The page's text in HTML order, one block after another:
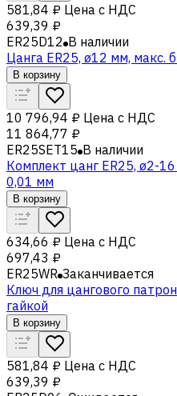
581,84 ₽ Цена с НДС
639,39 ₽
ER25D12 В наличии
Цанга ER25, ø12 мм, макс.
В корзину
10 796,94 ₽ Цена с НДС
11 864,77 ₽
ER25SET15 В наличии
Комплект цанг ER25, ø2-
0,01 мм
В корзину
634,66 ₽ Цена с НДС
697,43 ₽
ER25WR Заканчивается
Ключ для цангового
гайкой
В корзину
581,84 ₽ Цена с НДС
639,39 ₽